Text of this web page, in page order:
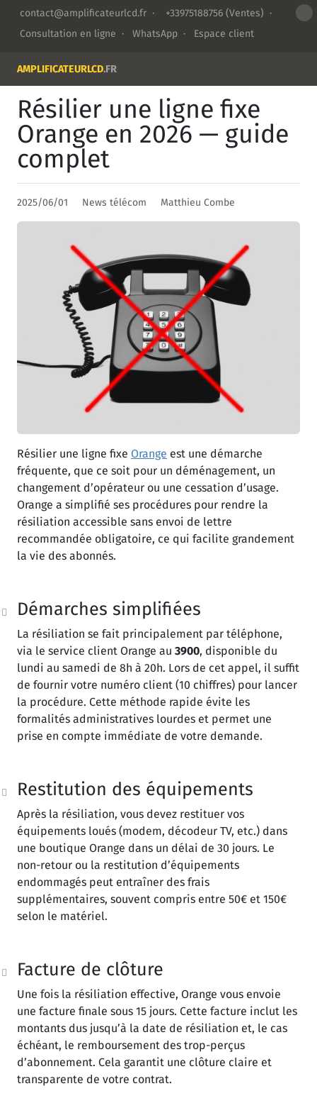
contact@amplificateurlcd.fr · +33975188756 (Ventes) ·
Consultation en ligne · WhatsApp · Espace client
AMPLIFICATEURLCD.FR
Résilier une ligne fixe
Orange en 2026 — guide
complet
2025/06/01 News télécom Matthieu Combe
Résilier une ligne fixe Orange est une démarche
fréquente, que ce soit pour un déménagement, un
changement d’opérateur ou une cessation d’usage.
Orange a simplifié ses procédures pour rendre la
résiliation accessible sans envoi de lettre
recommandée obligatoire, ce qui facilite grandement
la vie des abonnés.
Démarches simplifiées
La résiliation se fait principalement par téléphone,
via le service client Orange au 3900, disponible du
lundi au samedi de 8h à 20h. Lors de cet appel, il suffit
de fournir votre numéro client (10 chiffres) pour lancer
la procédure. Cette méthode rapide évite les
formalités administratives lourdes et permet une
prise en compte immédiate de votre demande.
Restitution des équipements
Après la résiliation, vous devez restituer vos
équipements loués (modem, décodeur TV, etc.) dans
une boutique Orange dans un délai de 30 jours. Le
non-retour ou la restitution d’équipements
endommagés peut entraîner des frais
supplémentaires, souvent compris entre 50€ et 150€
selon le matériel.
Facture de clôture
Une fois la résiliation effective, Orange vous envoie
une facture finale sous 15 jours. Cette facture inclut les
montants dus jusqu’à la date de résiliation et, le cas
échéant, le remboursement des trop-perçus
d’abonnement. Cela garantit une clôture claire et
transparente de votre contrat.